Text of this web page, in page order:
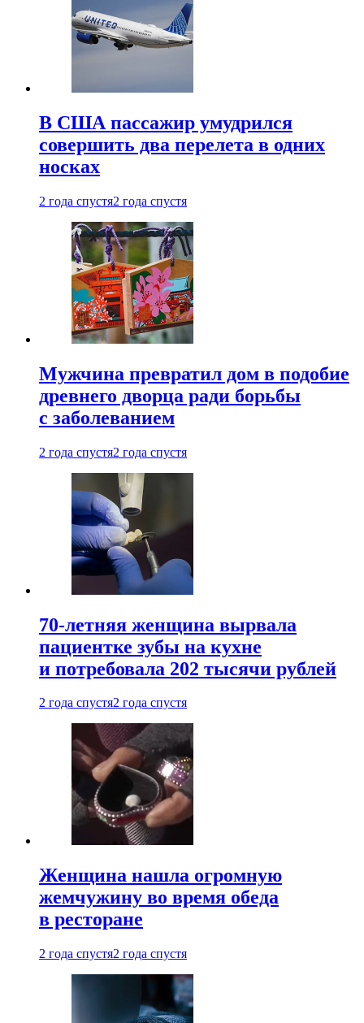
В США пассажир умудрился
совершить два перелета в одних
носках
2 года спустя2 года спустя
Мужчина превратил дом в подобие
древнего дворца ради борьбы
с заболеванием
2 года спустя2 года спустя
70-летняя женщина вырвала
пациентке зубы на кухне
и потребовала 202 тысячи рублей
2 года спустя2 года спустя
Женщина нашла огромную
жемчужину во время обеда
в ресторане
2 года спустя2 года спустя